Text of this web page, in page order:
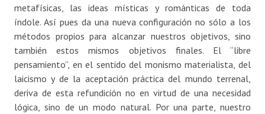
metafísicas, las ideas místicas y románticas de toda
índole. Así pues da una nueva configuración no sólo a los
métodos propios para alcanzar nuestros objetivos, sino
también estos mismos objetivos finales. El “libre
pensamiento”, en el sentido del monismo materialista, del
laicismo y de la aceptación práctica del mundo terrenal,
deriva de esta refundición no en virtud de una necesidad
lógica, sino de un modo natural. Por una parte, nuestro